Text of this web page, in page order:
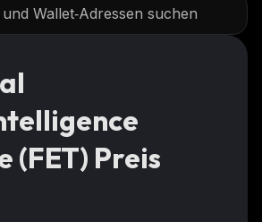
(FET) Preis